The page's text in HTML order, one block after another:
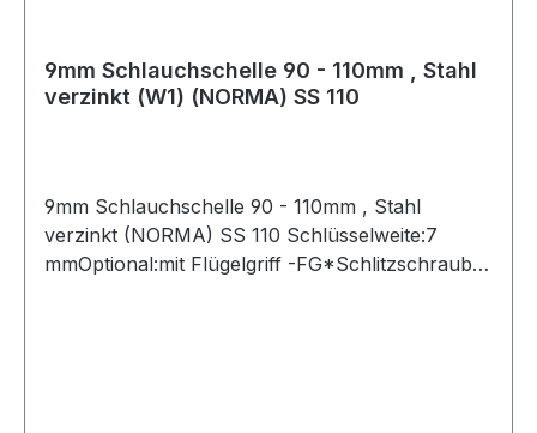
9mm Schlauchschelle 90 - 110mm , Stahl
verzinkt (W1) (NORMA) SS 110
9mm Schlauchschelle 90 - 110mm , Stahl
verzinkt (NORMA) SS 110 Schlüsselweite:7
mmOptional:mit Flügelgriff -FG*Schlitzschraube